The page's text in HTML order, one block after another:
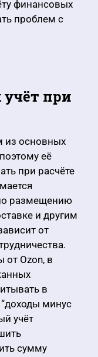
финансовых
проблем с
учёт при
из основных
её
при расчёте
размещению
и другим
от
от Ozon, в
в
минус
учёт
сумму